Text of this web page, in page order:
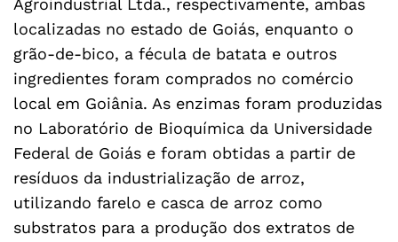
Agroindustrial Ltda., respectivamente, ambas
localizadas no estado de Goiás, enquanto o
grão-de-bico, a fécula de batata e outros
ingredientes foram comprados no comércio
local em Goiânia. As enzimas foram produzidas
no Laboratório de Bioquímica da Universidade
Federal de Goiás e foram obtidas a partir de
resíduos da industrialização de arroz,
utilizando farelo e casca de arroz como
substratos para a produção dos extratos de